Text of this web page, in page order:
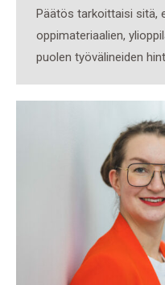
Päätös tarkoittaisi sitä,
oppimateriaalien,
puolen työvälineiden